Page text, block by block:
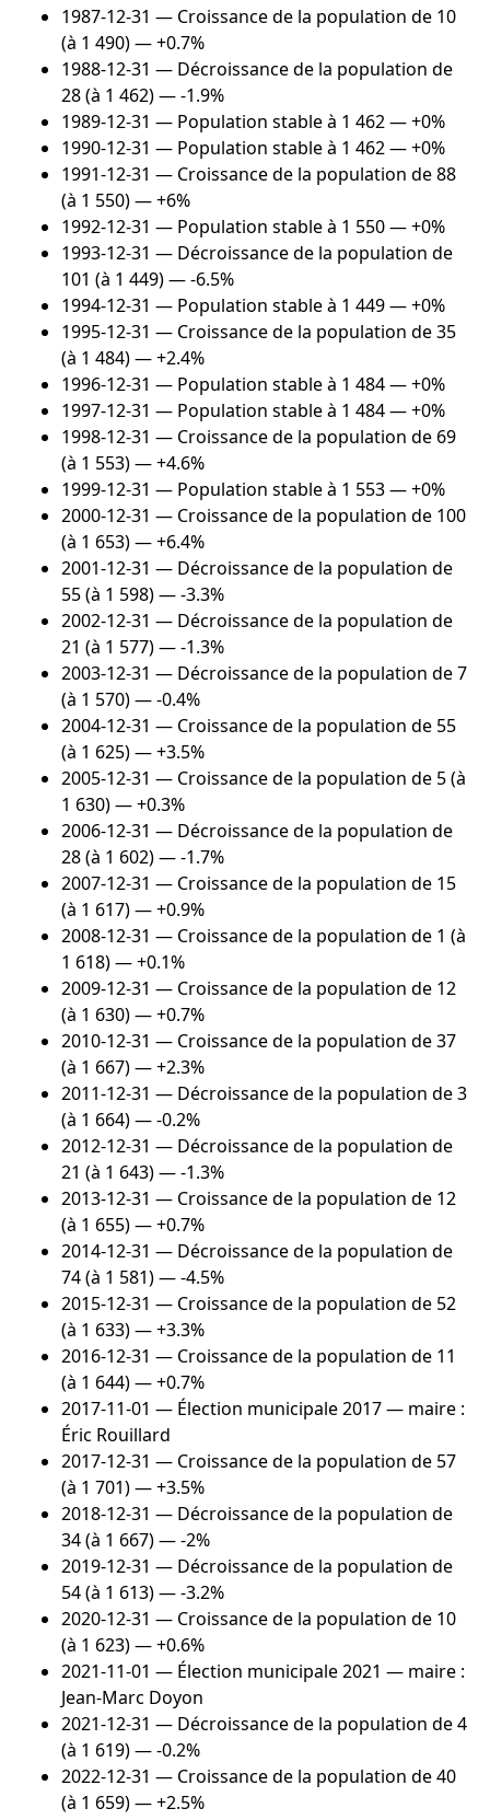
1987-12-31 — Croissance de la population de 10
(à 1 490) — +0.7%
1988-12-31 — Décroissance de la population de
28 (à 1 462) — -1.9%
1989-12-31 — Population stable à 1 462 — +0%
1990-12-31 — Population stable à 1 462 — +0%
1991-12-31 — Croissance de la population de 88
(à 1 550) — +6%
1992-12-31 — Population stable à 1 550 — +0%
1993-12-31 — Décroissance de la population de
101 (à 1 449) — -6.5%
1994-12-31 — Population stable à 1 449 — +0%
1995-12-31 — Croissance de la population de 35
(à 1 484) — +2.4%
1996-12-31 — Population stable à 1 484 — +0%
1997-12-31 — Population stable à 1 484 — +0%
1998-12-31 — Croissance de la population de 69
(à 1 553) — +4.6%
1999-12-31 — Population stable à 1 553 — +0%
2000-12-31 — Croissance de la population de 100
(à 1 653) — +6.4%
2001-12-31 — Décroissance de la population de
55 (à 1 598) — -3.3%
2002-12-31 — Décroissance de la population de
21 (à 1 577) — -1.3%
2003-12-31 — Décroissance de la population de 7
(à 1 570) — -0.4%
2004-12-31 — Croissance de la population de 55
(à 1 625) — +3.5%
2005-12-31 — Croissance de la population de 5 (à
1 630) — +0.3%
2006-12-31 — Décroissance de la population de
28 (à 1 602) — -1.7%
2007-12-31 — Croissance de la population de 15
(à 1 617) — +0.9%
2008-12-31 — Croissance de la population de 1 (à
1 618) — +0.1%
2009-12-31 — Croissance de la population de 12
(à 1 630) — +0.7%
2010-12-31 — Croissance de la population de 37
(à 1 667) — +2.3%
2011-12-31 — Décroissance de la population de 3
(à 1 664) — -0.2%
2012-12-31 — Décroissance de la population de
21 (à 1 643) — -1.3%
2013-12-31 — Croissance de la population de 12
(à 1 655) — +0.7%
2014-12-31 — Décroissance de la population de
74 (à 1 581) — -4.5%
2015-12-31 — Croissance de la population de 52
(à 1 633) — +3.3%
2016-12-31 — Croissance de la population de 11
(à 1 644) — +0.7%
2017-11-01 — Élection municipale 2017 — maire :
Éric Rouillard
2017-12-31 — Croissance de la population de 57
(à 1 701) — +3.5%
2018-12-31 — Décroissance de la population de
34 (à 1 667) — -2%
2019-12-31 — Décroissance de la population de
54 (à 1 613) — -3.2%
2020-12-31 — Croissance de la population de 10
(à 1 623) — +0.6%
2021-11-01 — Élection municipale 2021 — maire :
Jean-Marc Doyon
2021-12-31 — Décroissance de la population de 4
(à 1 619) — -0.2%
2022-12-31 — Croissance de la population de 40
(à 1 659) — +2.5%